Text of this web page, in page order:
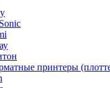
принтеры